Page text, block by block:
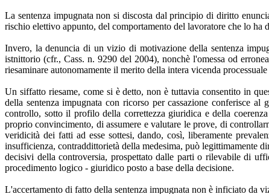
La sentenza impugnata non si discosta dal principio di diritto
rischio elettivo appunto, del comportamento del lavoratore che lo
Invero, la denuncia di un vizio di motivazione della sentenza
istnittorio (cfr., Cass. n. 9290 del 2004), nonchè l'omessa od
riesaminare autonomamente il merito della intera vicenda
Un siffatto riesame, come si è detto, non è tuttavia consentito in
della sentenza impugnata con ricorso per cassazione conferisce
controllo, sotto il profilo della correttezza giuridica e della
proprio convincimento, di assumere e valutare le prove, di
veridicità dei fatti ad esse sottesi, dando, così, liberamente
insufficienza, contraddittorietà della medesima, può legittimamente
decisivi della controversia, prospettato dalle parti o rilevabile di
procedimento logico - giuridico posto a base della decisione.
L'accertamento di fatto della sentenza impugnata non è inficiato da